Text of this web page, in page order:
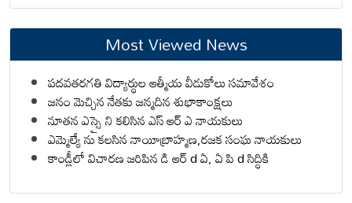
Most Viewed News
పదవతరగతి విద్యార్థుల ఆత్మీయ వీడుకోలు సమావేశం
జనం మెచ్చిన నేతకు జన్మదిన శుభాకాంక్షలు
నూతన ఎస్సై ని కలిసిన ఎస్ ఆర్ ఎ నాయకులు
ఎమ్మెల్యే ను కలసిన నాయీబ్రాహ్మణ,రజక సంఘ నాయకులు
కాండ్లీలో విచారణ జరిపిన డి ఆర్ d ఏ, ఏ పి d సిద్ధికి